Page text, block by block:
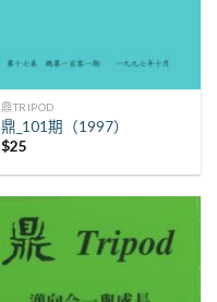
鼎TRIPOD
鼎_101期（1997）
$25